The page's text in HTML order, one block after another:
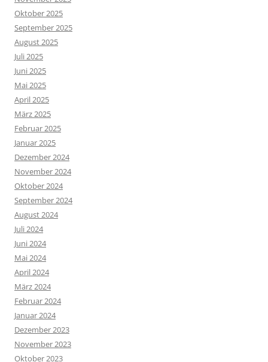
Oktober 2025
September 2025
August 2025
Juli 2025
Juni 2025
Mai 2025
April 2025
März 2025
Februar 2025
Januar 2025
Dezember 2024
November 2024
Oktober 2024
September 2024
August 2024
Juli 2024
Juni 2024
Mai 2024
April 2024
März 2024
Februar 2024
Januar 2024
Dezember 2023
November 2023
Oktober 2023